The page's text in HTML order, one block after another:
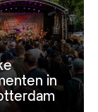
in